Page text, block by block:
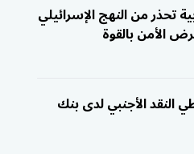
تحذر من النهج الإسرائيلي
الأمن بالقوة
النقد الأجنبي لدى بنك